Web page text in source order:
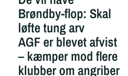
Brøndby-flop: Skal
løfte tung arv
AGF er blevet afvist
– kæmper mod flere
klubber om angriber